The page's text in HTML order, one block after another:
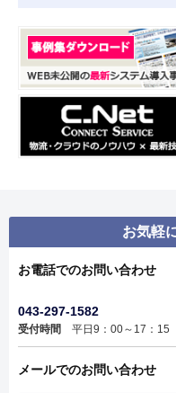
お気軽
お電話でのお問い合わせ
043-297-1582
受付時間 平日9：00～17：15
メールでのお問い合わせ